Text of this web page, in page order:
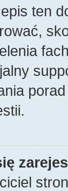
ten